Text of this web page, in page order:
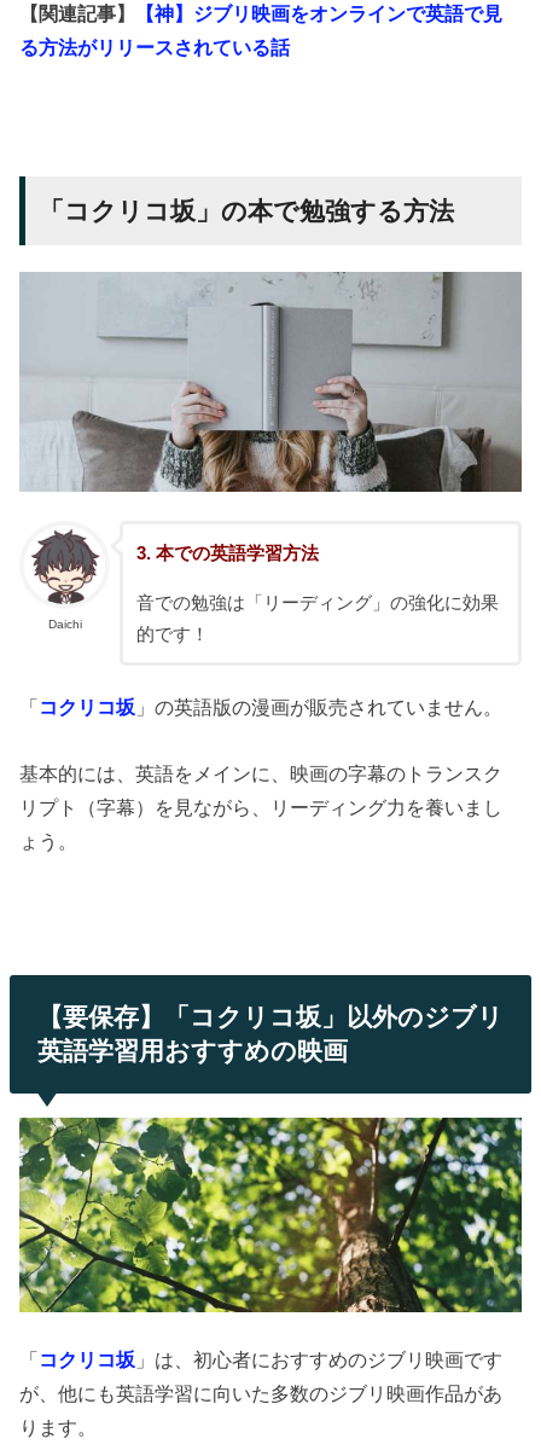
【関連記事】
【神】ジブリ映画をオンラインで英語で見
る方法がリリースされている話
「コクリコ坂」の本で勉強する方法
Daichi
3. 本での英語学習方法
音での勉強は「リーディング」の強化に効果
的です！
「 コクリコ坂 」の英語版の漫画が販売されていません。
基本的には、英語をメインに、映画の字幕のトランスク
リプト（字幕）を見ながら、リーディング力を養いまし
ょう。
【要保存】「コクリコ坂」以外のジブリ
英語学習用おすすめの映画
「コクリコ坂 」は、初心者におすすめのジブリ映画です
が、他にも英語学習に向いた多数のジブリ映画作品があ
ります。